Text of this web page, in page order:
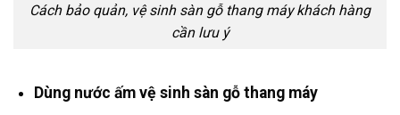
Cách bảo quản, vệ sinh sàn gỗ thang máy khách hàng
cần lưu ý
Dùng nước ấm vệ sinh sàn gỗ thang máy